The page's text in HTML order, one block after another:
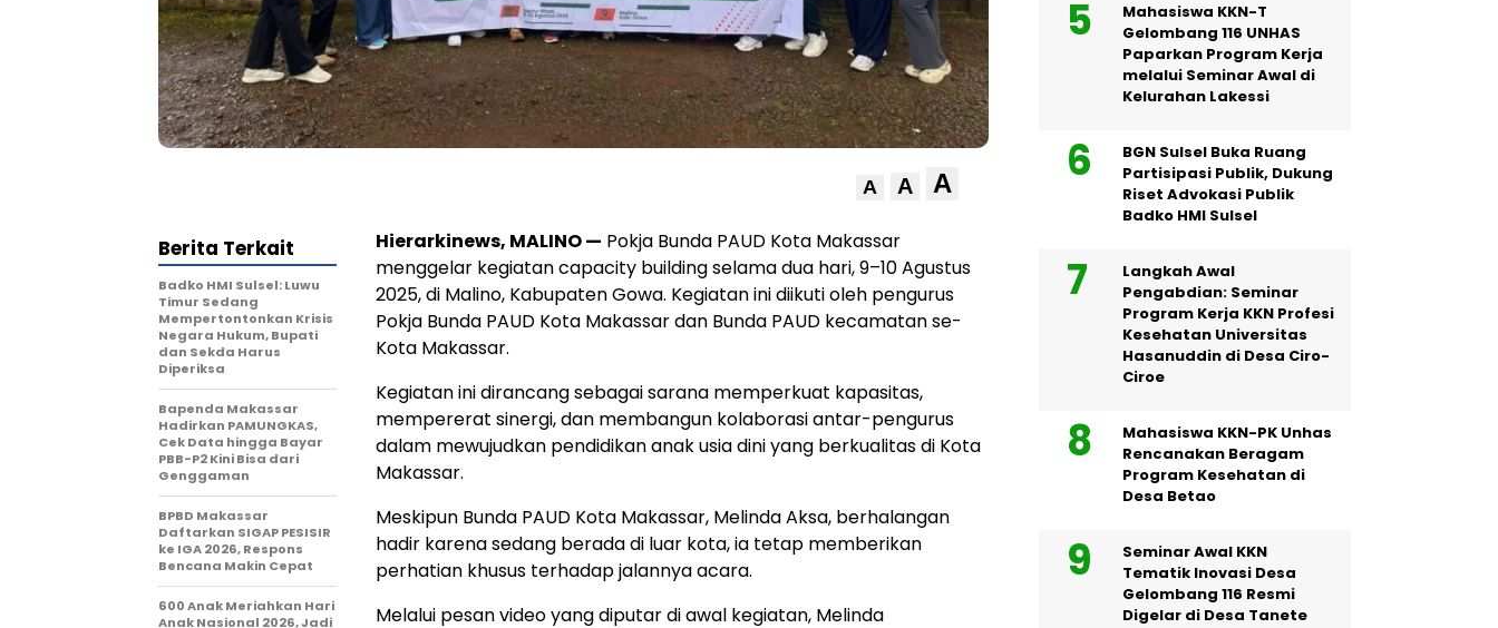
A A A
Hierarkinews, MALINO — Pokja Bunda PAUD Kota Makassar
menggelar kegiatan capacity building selama dua hari, 9–10 Agustus
2025, di Malino, Kabupaten Gowa. Kegiatan ini diikuti oleh pengurus
Pokja Bunda PAUD Kota Makassar dan Bunda PAUD kecamatan se-
Kota Makassar.
Kegiatan ini dirancang sebagai sarana memperkuat kapasitas,
mempererat sinergi, dan membangun kolaborasi antar-pengurus
dalam mewujudkan pendidikan anak usia dini yang berkualitas di Kota
Makassar.
Meskipun Bunda PAUD Kota Makassar, Melinda Aksa, berhalangan
hadir karena sedang berada di luar kota, ia tetap memberikan
perhatian khusus terhadap jalannya acara.
Melalui pesan video yang diputar di awal kegiatan, Melinda
Berita Terkait
Badko HMI Sulsel: Luwu
Timur Sedang
Mempertontonkan Krisis
Negara Hukum, Bupati
dan Sekda Harus
Diperiksa
Bapenda Makassar
Hadirkan PAMUNGKAS,
Cek Data hingga Bayar
PBB-P2 Kini Bisa dari
Genggaman
BPBD Makassar
Daftarkan SIGAP PESISIR
ke IGA 2026, Respons
Bencana Makin Cepat
600 Anak Meriahkan Hari
Anak Nasional 2026, Jadi
Mahasiswa KKN-T
Gelombang 116 UNHAS
Paparkan Program Kerja
melalui Seminar Awal di
Kelurahan Lakessi
BGN Sulsel Buka Ruang
Partisipasi Publik, Dukung
Riset Advokasi Publik
Badko HMI Sulsel
Langkah Awal
Pengabdian: Seminar
Program Kerja KKN Profesi
Kesehatan Universitas
Hasanuddin di Desa Ciro-
Ciroe
Mahasiswa KKN-PK Unhas
Rencanakan Beragam
Program Kesehatan di
Desa Betao
Seminar Awal KKN
Tematik Inovasi Desa
Gelombang 116 Resmi
Digelar di Desa Tanete